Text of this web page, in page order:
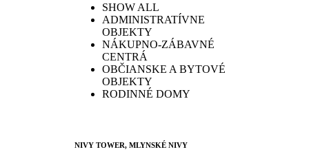
SHOW ALL
ADMINISTRATÍVNE
OBJEKTY
NÁKUPNO-ZÁBAVNÉ
CENTRÁ
OBČIANSKE A BYTOVÉ
OBJEKTY
RODINNÉ DOMY
NIVY TOWER, MLYNSKÉ NIVY